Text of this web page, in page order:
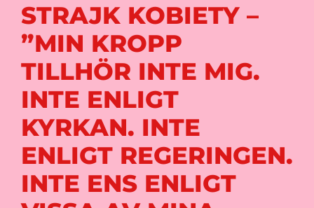
STRAJK KOBIETY –
”MIN KROPP
TILLHÖR INTE MIG.
INTE ENLIGT
KYRKAN. INTE
ENLIGT REGERINGEN.
INTE ENS ENLIGT